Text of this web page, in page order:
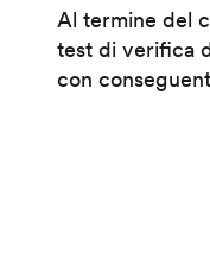
Al termine del
test di verifica
con